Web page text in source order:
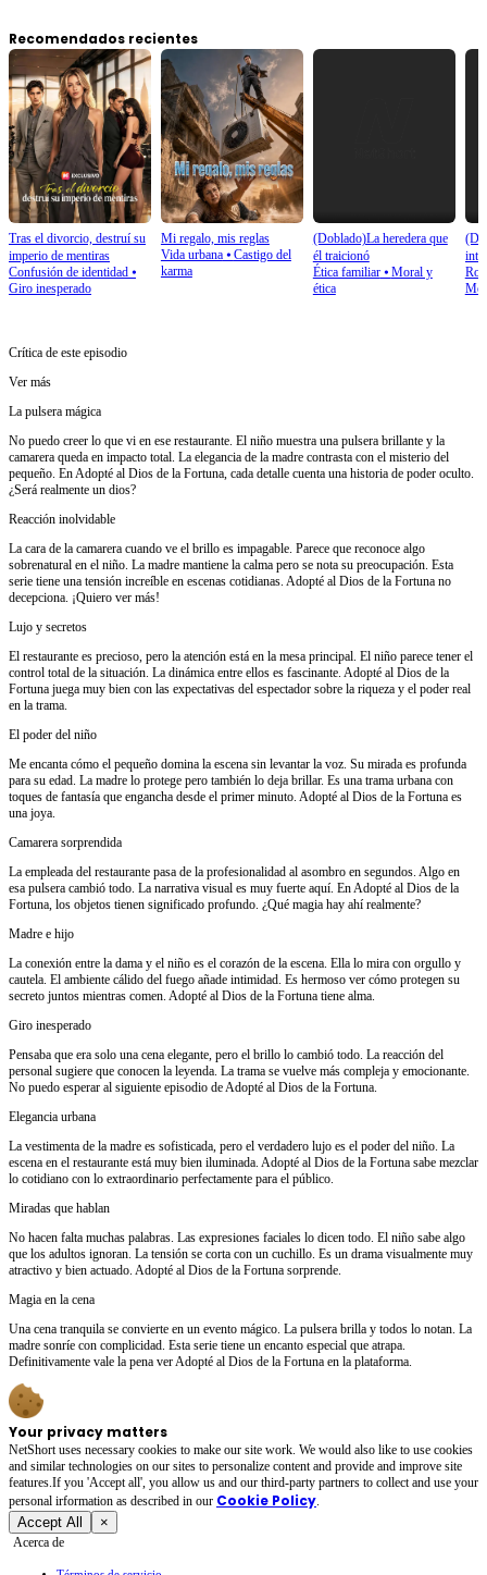
Recomendados recientes
Tras el divorcio, destruí su
imperio de mentiras
Confusión de identidad ⦁
Giro inesperado
Mi regalo, mis reglas
Vida urbana⦁ Castigo del
karma
(Doblado)La heredera que
él traicionó
Ética familiar⦁ Moral y
ética
Crítica de este episodio
Ver más
La pulsera mágica
No puedo creer lo que vi en ese restaurante. El niño muestra una pulsera brillante y la
camarera queda en impacto total. La elegancia de la madre contrasta con el misterio del
pequeño. En Adopté al Dios de la Fortuna, cada detalle cuenta una historia de poder oculto.
¿Será realmente un dios?
Reacción inolvidable
La cara de la camarera cuando ve el brillo es impagable. Parece que reconoce algo
sobrenatural en el niño. La madre mantiene la calma pero se nota su preocupación. Esta
serie tiene una tensión increíble en escenas cotidianas. Adopté al Dios de la Fortuna no
decepciona. ¡Quiero ver más!
Lujo y secretos
El restaurante es precioso, pero la atención está en la mesa principal. El niño parece tener el
control total de la situación. La dinámica entre ellos es fascinante. Adopté al Dios de la
Fortuna juega muy bien con las expectativas del espectador sobre la riqueza y el poder real
en la trama.
El poder del niño
Me encanta cómo el pequeño domina la escena sin levantar la voz. Su mirada es profunda
para su edad. La madre lo protege pero también lo deja brillar. Es una trama urbana con
toques de fantasía que engancha desde el primer minuto. Adopté al Dios de la Fortuna es
una joya.
Camarera sorprendida
La empleada del restaurante pasa de la profesionalidad al asombro en segundos. Algo en
esa pulsera cambió todo. La narrativa visual es muy fuerte aquí. En Adopté al Dios de la
Fortuna, los objetos tienen significado profundo. ¿Qué magia hay ahí realmente?
Madre e hijo
La conexión entre la dama y el niño es el corazón de la escena. Ella lo mira con orgullo y
cautela. El ambiente cálido del fuego añade intimidad. Es hermoso ver cómo protegen su
secreto juntos mientras comen. Adopté al Dios de la Fortuna tiene alma.
Giro inesperado
Pensaba que era solo una cena elegante, pero el brillo lo cambió todo. La reacción del
personal sugiere que conocen la leyenda. La trama se vuelve más compleja y emocionante.
No puedo esperar al siguiente episodio de Adopté al Dios de la Fortuna.
Elegancia urbana
La vestimenta de la madre es sofisticada, pero el verdadero lujo es el poder del niño. La
escena en el restaurante está muy bien iluminada. Adopté al Dios de la Fortuna sabe mezclar
lo cotidiano con lo extraordinario perfectamente para el público.
Miradas que hablan
No hacen falta muchas palabras. Las expresiones faciales lo dicen todo. El niño sabe algo
que los adultos ignoran. La tensión se corta con un cuchillo. Es un drama visualmente muy
atractivo y bien actuado. Adopté al Dios de la Fortuna sorprende.
Magia en la cena
Una cena tranquila se convierte en un evento mágico. La pulsera brilla y todos lo notan. La
madre sonríe con complicidad. Esta serie tiene un encanto especial que atrapa.
Definitivamente vale la pena ver Adopté al Dios de la Fortuna en la plataforma.
Your privacy matters
NetShort uses necessary cookies to make our site work. We would also like to use cookies
and similar technologies on our sites to personalize content and provide and improve site
features.If you 'Accept all', you allow us and our third-party partners to collect and use your
personal irformation as described in our Cookie Policy.
Accept All ×
Acerca de